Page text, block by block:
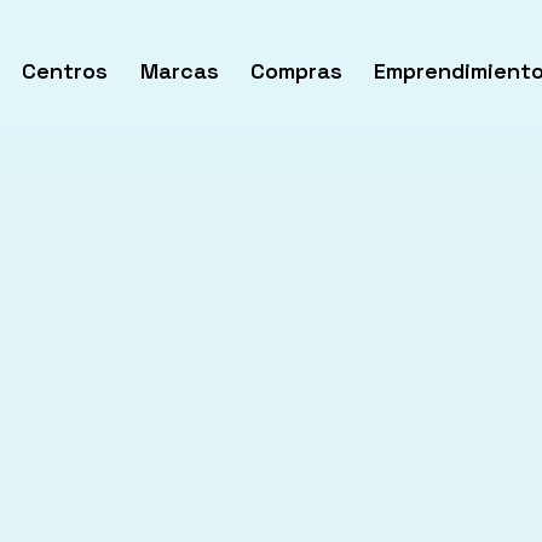
Centros Marcas Compras